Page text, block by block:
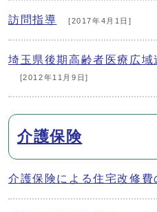
訪問指導 [2017年4月1日]
埼玉県後期高齢者医療広域
[2012年11月9日]
介護保険
介護保険による住宅改修費